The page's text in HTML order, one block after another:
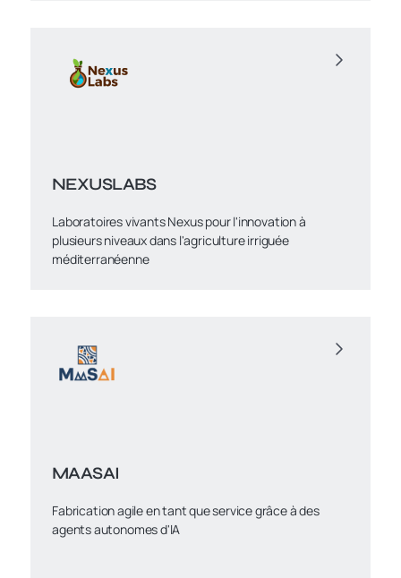
NEXUSLABS
Laboratoires vivants Nexus pour l'innovation à
plusieurs niveaux dans l'agriculture irriguée
méditerranéenne
MAASAI
Fabrication agile en tant que service grâce à des
agents autonomes d'IA